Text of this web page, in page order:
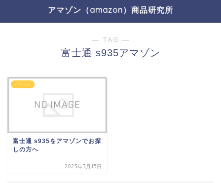
アマゾン（amazon）商品研究所
― TAG ―
富士通 s935アマゾン
パソコン
富士通 s935をアマゾンでお探
しの方へ
2023年3月15日